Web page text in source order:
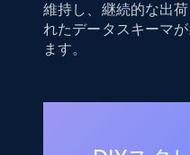
維持し、継続的な出
れたデータスキーマ
ます。